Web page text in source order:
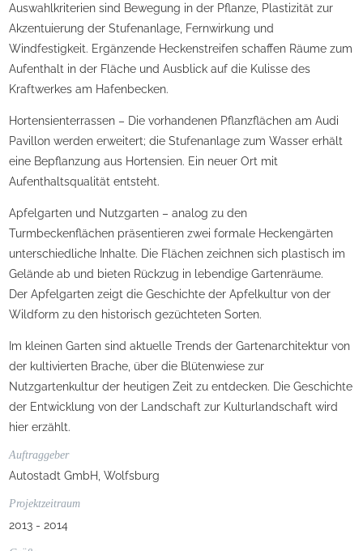
Auswahlkriterien sind Bewegung in der Pflanze, Plastizität zur
Akzentuierung der Stufenanlage, Fernwirkung und
Windfestigkeit. Ergänzende Heckenstreifen schaffen Räume zum
Aufenthalt in der Fläche und Ausblick auf die Kulisse des
Kraftwerkes am Hafenbecken.
Hortensienterrassen – Die vorhandenen Pflanzflächen am Audi
Pavillon werden erweitert; die Stufenanlage zum Wasser erhält
eine Bepflanzung aus Hortensien. Ein neuer Ort mit
Aufenthaltsqualität entsteht.
Apfelgarten und Nutzgarten – analog zu den
Turmbeckenflächen präsentieren zwei formale Heckengärten
unterschiedliche Inhalte. Die Flächen zeichnen sich plastisch im
Gelände ab und bieten Rückzug in lebendige Gartenräume.
Der Apfelgarten zeigt die Geschichte der Apfelkultur von der
Wildform zu den historisch gezüchteten Sorten.
Im kleinen Garten sind aktuelle Trends der Gartenarchitektur von
der kultivierten Brache, über die Blütenwiese zur
Nutzgartenkultur der heutigen Zeit zu entdecken. Die Geschichte
der Entwicklung von der Landschaft zur Kulturlandschaft wird
hier erzählt.
Auftraggeber
Autostadt GmbH, Wolfsburg
Projektzeitraum
2013 - 2014